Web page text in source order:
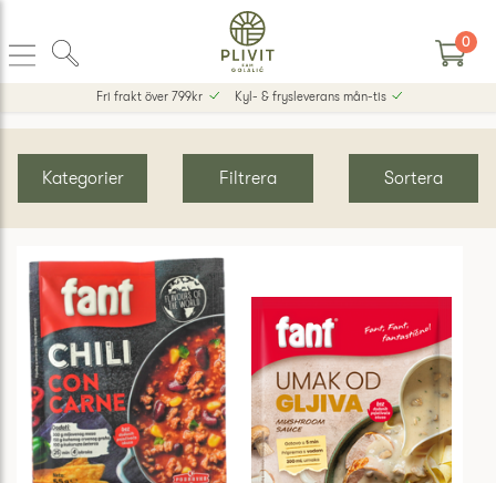
0
Fri frakt över 799kr Kyl- & frysleverans mån-tis
Kategorier Filtrera Sortera